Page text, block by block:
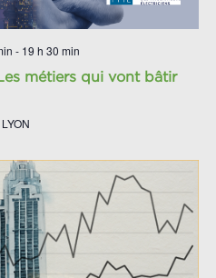
- 19 h 30 min
métiers qui vont bâtir
LYON